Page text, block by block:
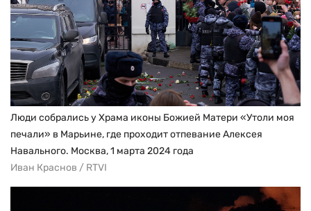
Люди собрались у Храма иконы Божией Матери «Утоли моя
печали» в Марьине, где проходит отпевание Алексея
Навального. Москва, 1 марта 2024 года
Иван Краснов / RTVI